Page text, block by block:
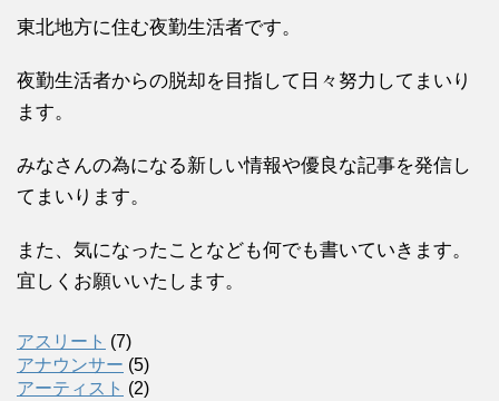
東北地方に住む夜勤生活者です。
夜勤生活者からの脱却を目指して日々努力してまいり
ます。
みなさんの為になる新しい情報や優良な記事を発信し
てまいります。
また、気になったことなども何でも書いていきます。
宜しくお願いいたします。
アスリート (7)
アナウンサー (5)
アーティスト (2)